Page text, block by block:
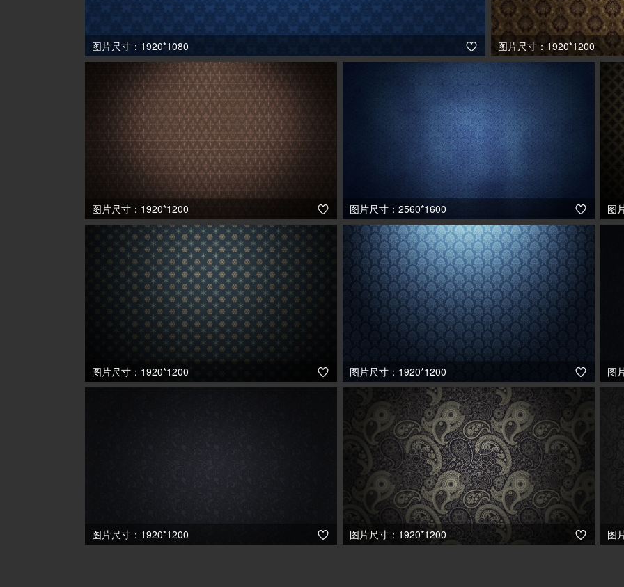
图片尺寸：1920*1080  图片尺寸：1920*1200
图片尺寸：1920*1200  图片尺寸：2560*1600  图
图片尺寸：1920*1200  图片尺寸：1920*1200  图
图片尺寸：1920*1200  图片尺寸：1920*1200  图